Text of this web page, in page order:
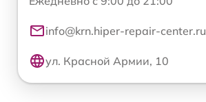
info@krn.hiper-repair-center.ru
ул. Красной Армии, 10